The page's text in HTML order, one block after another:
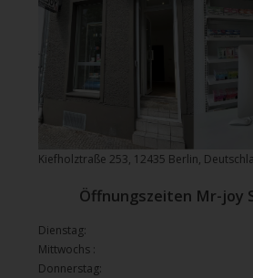
Kiefholztraße 253, 12435 Berlin,
Öffnungszeiten Mr-joy
Dienstag:
Mittwochs :
Donnerstag: